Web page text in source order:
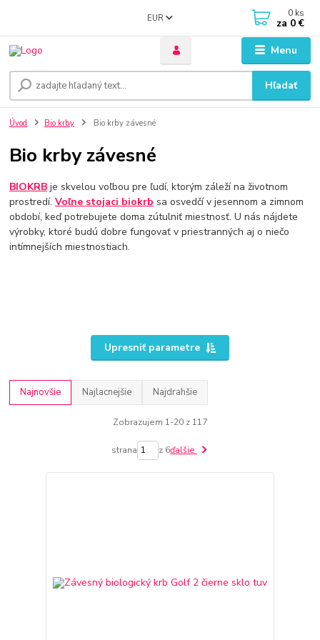
Menu
EUR
Hľadať
0 ks
za 0 €
Úvod Bio krby Bio krby závesné
Bio krby závesné
BIOKRB je skvelou voľbou pre ľudí, ktorým záleží na životnom
prostredí.Voľne stojaci biokrb sa osvedčí v jesennom a zimnom
období, keď potrebujete doma zútulniť miestnosť. U nás nájdete
výrobky, ktoré budú dobre fungovať v priestranných aj o niečo
intímnejších miestnostiach.
Upresniť parametre
Najnovšie Najlacnejšie Najdrahšie
Zobrazujem 1-20 z 117
strana z 6ďalšie